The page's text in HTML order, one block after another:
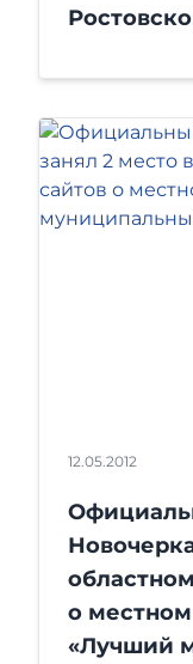
12.05.2012
о
«Лучший